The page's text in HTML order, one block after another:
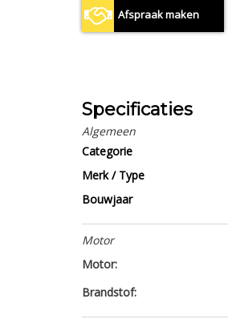
Afspraak maken
Specificaties
Algemeen
Categorie
Merk / Type
Bouwjaar
Motor
Motor:
Brandstof: